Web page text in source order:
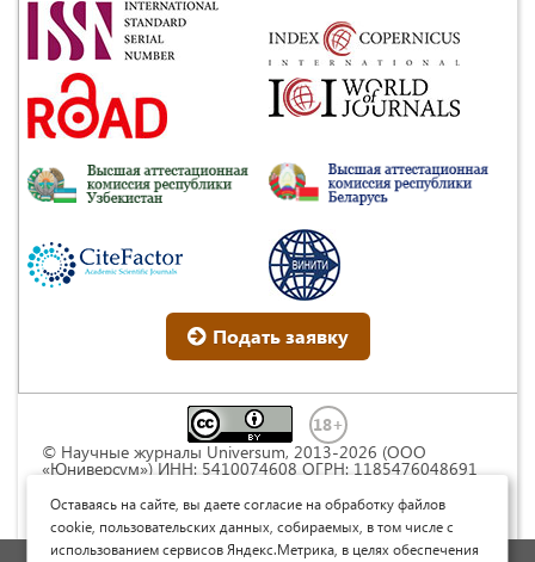
Подать заявку
© Научные журналы Universum, 2013-2026 (ООО
«Юниверсум») ИНН: 5410074608 ОГРН: 1185476048691
Commons « Attribution» («Атрибуция») 4.0
Непортированная
Оставаясь на сайте, вы даете согласие на обработку файлов
cookie, пользовательских данных, собираемых, в том числе с
использованием сервисов Яндекс.Метрика, в целях обеспечения